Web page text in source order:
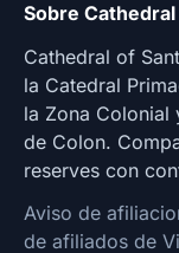
Sobre
Cathedral of
la Catedral
la Zona
de Colon.
reserves con
Aviso de
de afiliados de